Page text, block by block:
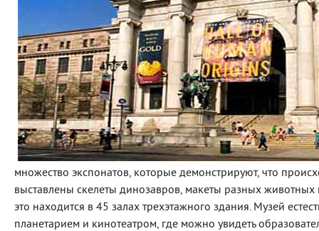
множество экспонатов, которые демонстрируют, что
выставлены скелеты динозавров, макеты разных
это находится в 45 залах трехэтажного здания. Музей
планетарием и кинотеатром, где можно увидеть